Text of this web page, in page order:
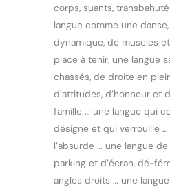
corps, suants,
langue comme une
dynamique, de muscles
place à tenir, une langue
chassés, de droite en
d’attitudes, d’honneur et
famille … une langue qui
désigne et qui verrouille …
l’absurde … une langue
parking et d’écran, dé-
angles droits … une